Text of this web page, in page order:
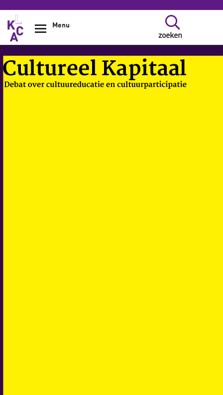
Overslaan en naar de inhoud gaan
zoeken
Menu